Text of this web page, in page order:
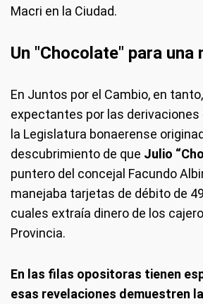
Macri en la Ciudad.
Un "Chocolate" para una
En Juntos por el Cambio, en
expectantes por las derivaciones
la Legislatura bonaerense
descubrimiento de que Julio
puntero del concejal Facundo
manejaba tarjetas de débito de
cuales extraía dinero de los
Provincia.
En las filas opositoras tienen
esas revelaciones demuestren